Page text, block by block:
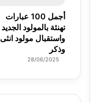
أجمل 100 عبارات
تهنئة بالمولود الجديد
واستقبال مولود انثى
وذكر
28/06/2025